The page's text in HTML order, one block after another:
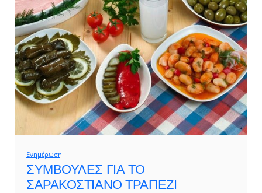
Ενημέρωση
ΣΥΜΒΟΥΛΕΣ ΓΙΑ ΤΟ
ΣΑΡΑΚΟΣΤΙΑΝΟ ΤΡΑΠΕΖΙ